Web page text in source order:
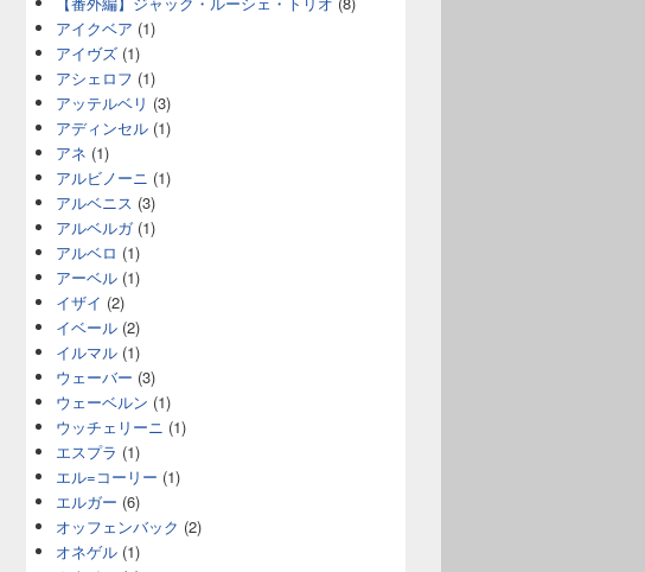
アイクベア (1)
アイヴズ (1)
アシェロフ (1)
アッテルベリ (3)
アディンセル (1)
アネ (1)
アルビノーニ (1)
アルベニス (3)
アルベルガ(1)
アルベロ (1)
アーベル (1)
イザイ (2)
イベール (2)
イルマル (1)
ウェーバー (3)
ウェーベルン (1)
ウッチェリーニ (1)
エスプラ (1)
エル=コーリー (1)
エルガー (6)
オッフェンバック (2)
オネゲル (1)